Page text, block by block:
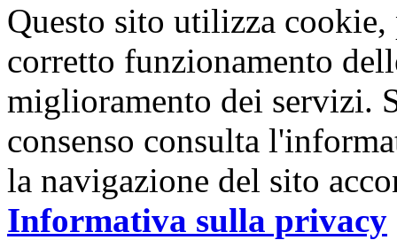
Questo sito utilizza
corretto funzionamento
miglioramento dei servizi.
consenso consulta
la navigazione del sito
Informativa sulla privacy